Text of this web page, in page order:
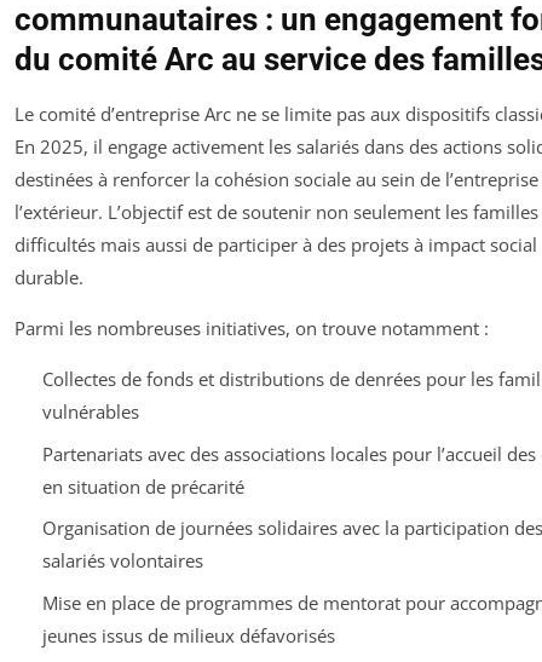
communautaires : un engagement
du comité Arc au service des
Le comité d’entreprise Arc ne se limite pas aux dispositifs
En 2025, il engage activement les salariés dans des actions
destinées à renforcer la cohésion sociale au sein de
l’extérieur. L’objectif est de soutenir non seulement les
difficultés mais aussi de participer à des projets à impact social
durable.
Parmi les nombreuses initiatives, on trouve notamment :
Collectes de fonds et distributions de denrées pour les
vulnérables
Partenariats avec des associations locales pour l’accueil
en situation de précarité
Organisation de journées solidaires avec la participation des
salariés volontaires
Mise en place de programmes de mentorat pour
jeunes issus de milieux défavorisés